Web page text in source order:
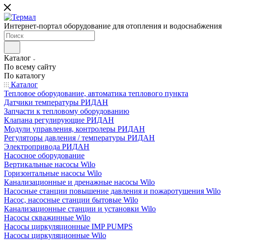
Интернет-портал оборудование для отопления и водоснабжения
Каталог
По всему сайту
По каталогу
Каталог
Тепловое оборудование, автоматика теплового пункта
Датчики температуры РИДАН
Запчасти к тепловому оборудованию
Клапана регулирующие РИДАН
Модули управления, контролеры РИДАН
Регуляторы давления / температуры РИДАН
Электропривода РИДАН
Насосное оборудование
Вертикальные насосы Wilo
Горизонтальные насосы Wilo
Канализационные и дренажные насосы Wilo
Насосные станции повышение давления и пожаротушения Wilo
Насос, насосные станции бытовые Wilo
Канализационные станции и установки Wilo
Насосы скважинные Wilo
Насосы циркуляционные IMP PUMPS
Насосы циркуляционные Wilo